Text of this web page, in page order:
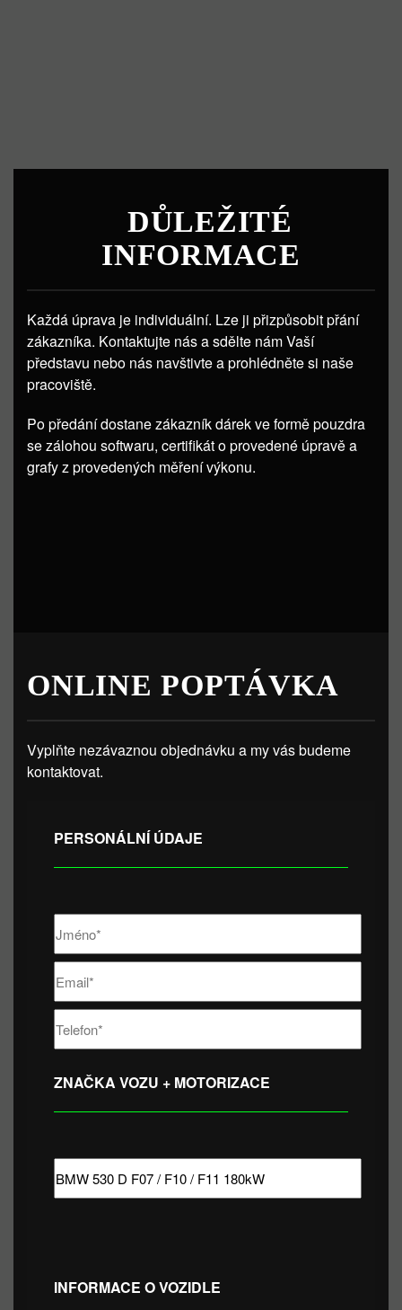
DŮLEŽITÉ
INFORMACE
Každá úprava je individuální. Lze ji přizpůsobit přání
zákazníka. Kontaktujte nás a sdělte nám Vaší
představu nebo nás navštivte a prohlédněte si naše
pracoviště.
Po předání dostane zákazník dárek ve formě pouzdra
se zálohou softwaru, certifikát o provedené úpravě a
grafy z provedených měření výkonu.
ONLINE POPTÁVKA
Vyplňte nezávaznou objednávku a my vás budeme
kontaktovat.
PERSONÁLNÍ ÚDAJE
ZNAČKA VOZU + MOTORIZACE
INFORMACE O VOZIDLE